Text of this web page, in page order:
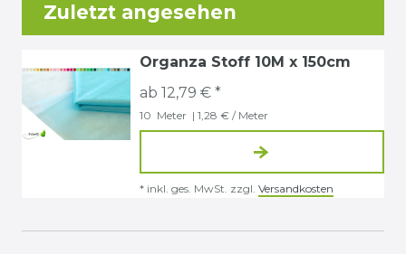
Zuletzt angesehen
Organza Stoff 10M x 150cm
ab 12,79 € *
10 Meter | 1,28 € / Meter
* inkl. ges. MwSt. zzgl. Versandkosten